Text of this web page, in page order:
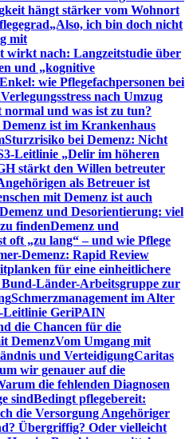
hängt stärker vom Wohnort
„Also, ich bin doch nicht
mit
wirkt nach: Langzeitstudie über
und „kognitive
wie Pflegefachpersonen bei
Verlegungsstress nach Umzug
normal und was ist zu tun?
ist im Krankenhaus
Sturzrisiko bei Demenz: Nicht
Leitlinie „Delir im höheren
stärkt den Willen betreuter
als Betreuer ist
mit Demenz ist auch
Demenz und Desorientierung: viel
findenDemenz und
oft „zu lang“ – und wie Pflege
Demenz: Rapid Review
für eine einheitlichere
Länder-Arbeitsgruppe zur
Schmerzmanagement im Alter
Leitlinie GeriPAIN
die Chancen für die
DemenzVom Umgang mit
und VerteidigungCaritas
wir genauer auf die
die fehlenden Diagnosen
sindBedingt pflegebereit:
die Versorgung Angehöriger
Übergriffig? Oder vielleicht